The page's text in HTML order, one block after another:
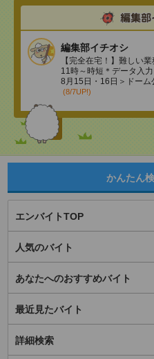
編集部イチオシ
【完全在宅！】難しい
11時～時短＊データ入
8月15日・16日＞ドー
(8/7UP!)
かんたん
エンバイトTOP
人気のバイト
あなたへのおすすめバイト
最近見たバイト
詳細検索